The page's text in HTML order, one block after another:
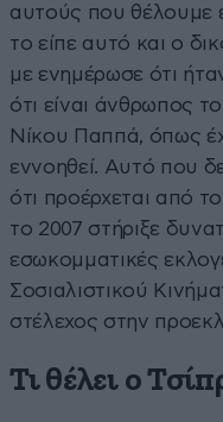
αυτούς που θέλουμε
το είπε αυτό και ο
με ενημέρωσε ότι
ότι είναι άνθρωπος
Νίκου Παππά, όπως
εννοηθεί. Αυτό που
ότι προέρχεται από
το 2007 στήριξε
εσωκομματικές
Σοσιαλιστικού
στέλεχος στην
Τι θέλει ο